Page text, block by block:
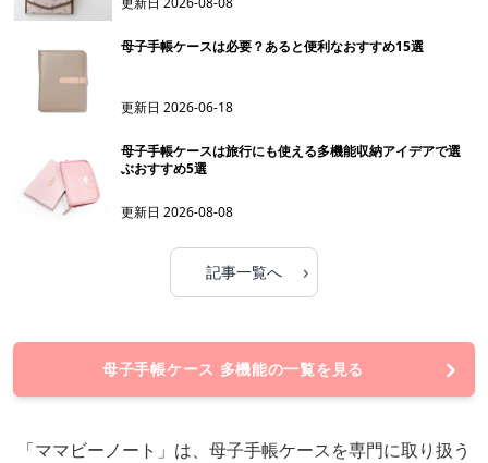
母子手帳ケースは必要？あると便利なおすすめ15選
更新日2026-06-18
母子手帳ケースは旅行にも使える多機能収納アイデアで選
ぶおすすめ5選
更新日2026-08-08
記事一覧へ ›
母子手帳ケース 多機能の一覧を見る
「ママビーノート」は、母子手帳ケースを専門に取り扱う